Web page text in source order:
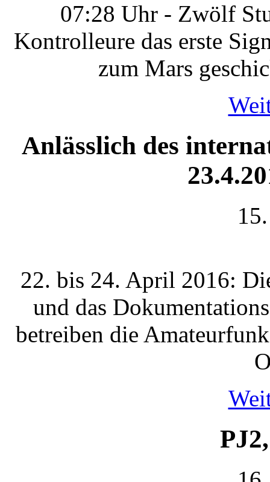
07:28 Uhr - Zwölf
Kontrolleure das erste
zum Mars
Anlässlich des
22. bis 24. April 2016:
und das
betreiben die